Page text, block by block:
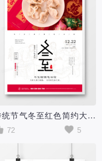
传统节气冬至红色简约大气海报设计
72
5